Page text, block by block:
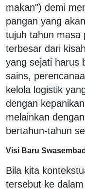
makan") demi
pangan yang
tujuh tahun masa
terbesar dari
yang sejati harus
sains,
kelola logistik
dengan
melainkan
bertahun-tahun
Visi Baru
Bila kita
tersebut ke